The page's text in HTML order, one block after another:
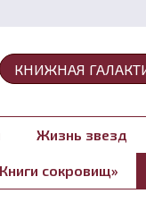
КНИЖНАЯ
Жизнь звезд
сокровищ»